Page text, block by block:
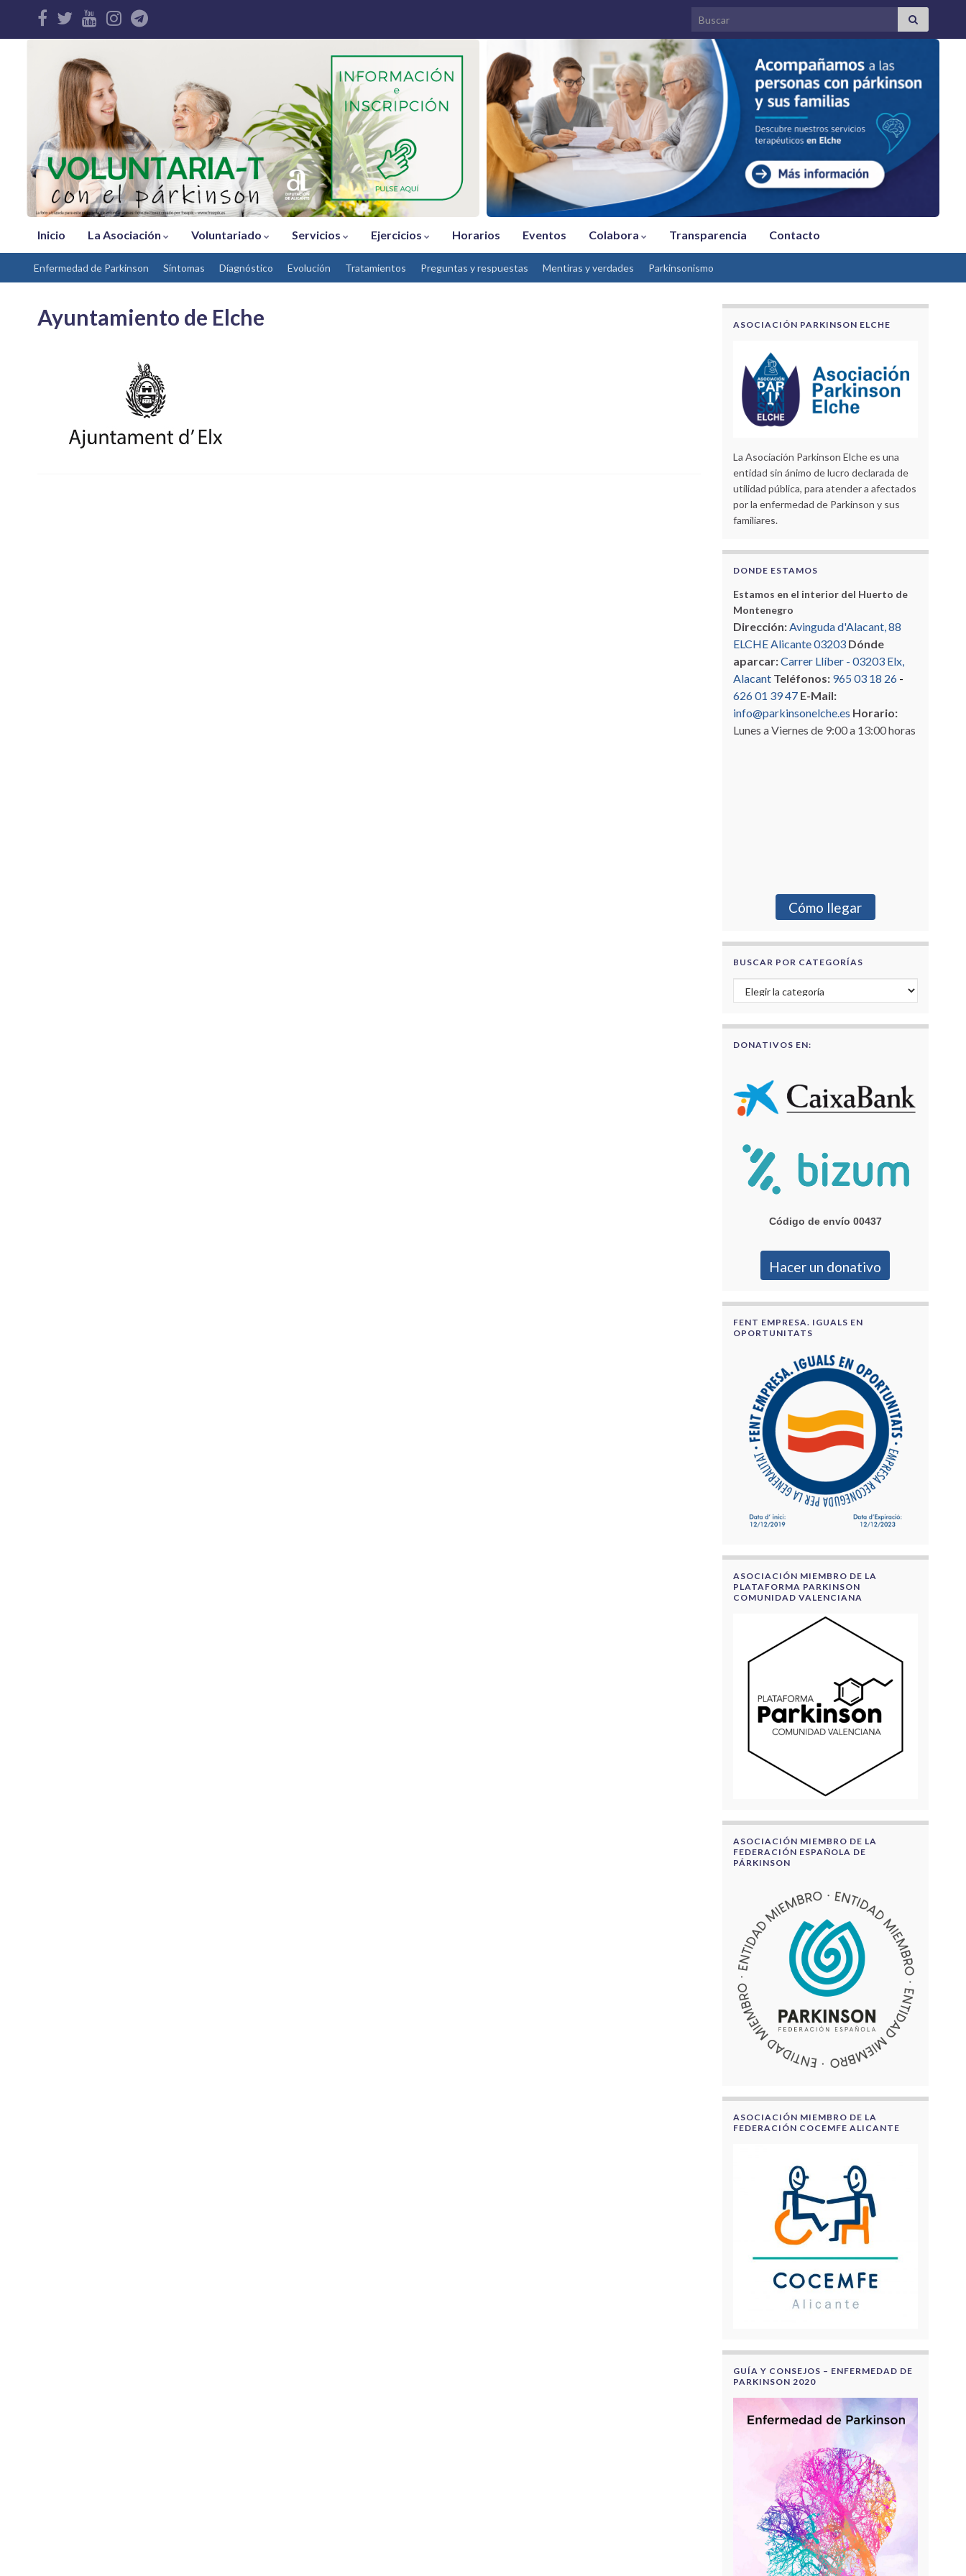
Search for:
Inicio La Asociación Voluntariado Servicios Ejercicios Horarios Eventos Colabora Transparencia Contacto
Enfermedad de Parkinson Síntomas Díagnóstico Evolución Tratamientos Preguntas y respuestas Mentiras y verdades Parkinsonismo
Ayuntamiento de Elche ASOCIACIÓN PARKINSON ELCHE
La Asociación Parkinson Elche es una
entidad sin ánimo de lucro declarada de
utilidad pública, para atender a afectados
por la enfermedad de Parkinson y sus
familiares.
DONDE ESTAMOS
Estamos en el interior del Huerto de
Montenegro
Dirección:Avinguda d'Alacant, 88
ELCHE Alicante 03203 Dónde
aparcar:Carrer Llíber - 03203 Elx,
Alacant Teléfonos: 965 03 18 26-
626 01 39 47 E-Mail:
info@parkinsonelche.es Horario:
Lunes a Viernes de 9:00 a 13:00 horas
Cómo llegar
BUSCAR POR CATEGORÍAS
Buscar por categorías
DONATIVOS EN:
Código de envío 00437
Hacer un donativo
FENT EMPRESA. IGUALS EN
OPORTUNITATS
ASOCIACIÓN MIEMBRO DE LA
PLATAFORMA PARKINSON
COMUNIDAD VALENCIANA
ASOCIACIÓN MIEMBRO DE LA
FEDERACIÓN ESPAÑOLA DE
PÁRKINSON
ASOCIACIÓN MIEMBRO DE LA
FEDERACIÓN COCEMFE ALICANTE
GUÍA Y CONSEJOS – ENFERMEDAD DE
PARKINSON 2020